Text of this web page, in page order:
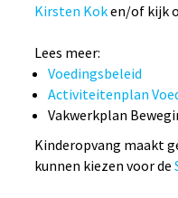
Kirsten Koken/of kijk
Lees meer:
Voedingsbeleid
Activiteitenplan
Vakwerkplan
Kinderopvang maakt
kunnen kiezen voor de